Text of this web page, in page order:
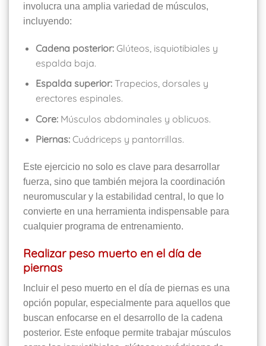
involucra una amplia variedad de músculos,
incluyendo:
Cadena posterior:Glúteos, isquiotibiales y
espalda baja.
Espalda superior:Trapecios, dorsales y
erectores espinales.
Core:Músculos abdominales y oblicuos.
Piernas:Cuádriceps y pantorrillas.
Este ejercicio no solo es clave para desarrollar
fuerza, sino que también mejora la coordinación
neuromuscular y la estabilidad central, lo que lo
convierte en una herramienta indispensable para
cualquier programa de entrenamiento.
Realizar peso muerto en el día de
piernas
Incluir el peso muerto en el día de piernas es una
opción popular, especialmente para aquellos que
buscan enfocarse en el desarrollo de la cadena
posterior. Este enfoque permite trabajar músculos